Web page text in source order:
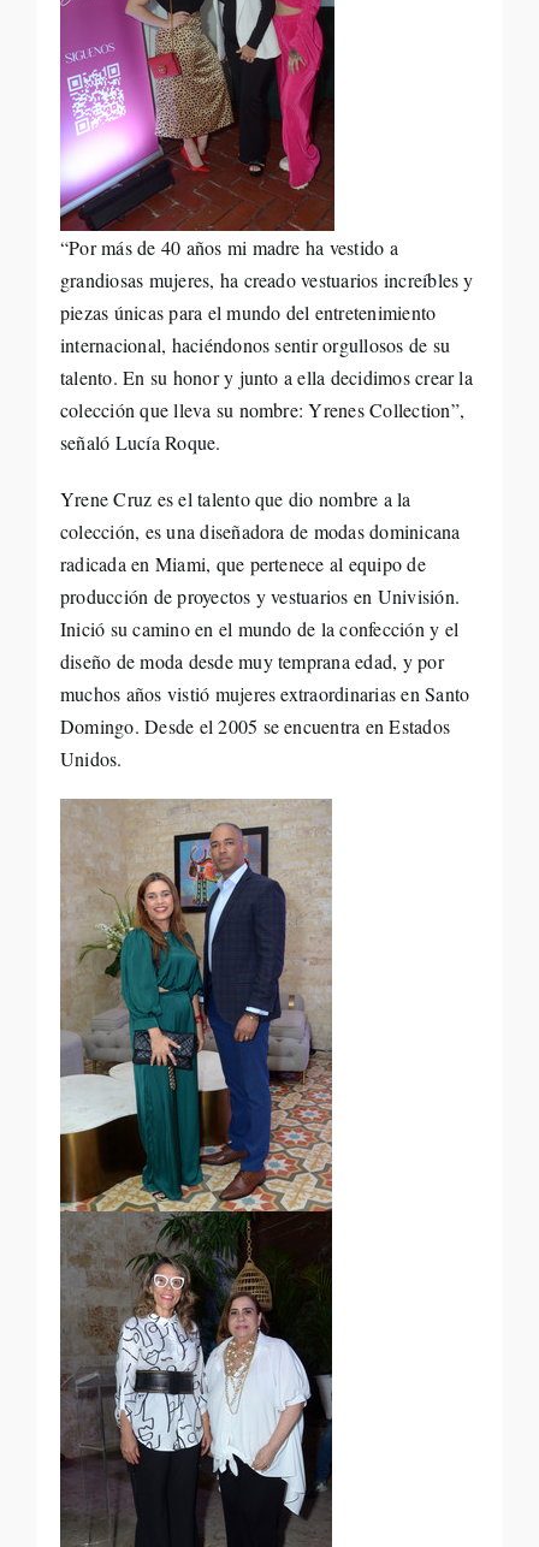
“Por más de 40 años mi madre ha vestido a
grandiosas mujeres, ha creado vestuarios increíbles y
piezas únicas para el mundo del entretenimiento
internacional, haciéndonos sentir orgullosos de su
talento. En su honor y junto a ella decidimos crear la
colección que lleva su nombre: Yrenes Collection”,
señaló Lucía Roque.
Yrene Cruz es el talento que dio nombre a la
colección, es una diseñadora de modas dominicana
radicada en Miami, que pertenece al equipo de
producción de proyectos y vestuarios en Univisión.
Inició su camino en el mundo de la confección y el
diseño de moda desde muy temprana edad, y por
muchos años vistió mujeres extraordinarias en Santo
Domingo. Desde el 2005 se encuentra en Estados
Unidos.